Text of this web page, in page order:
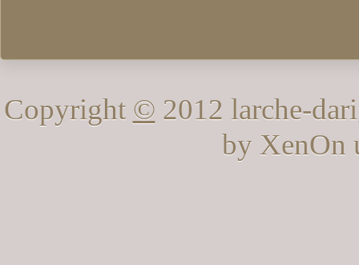
Copyright © 2012 larche-
by XenOn